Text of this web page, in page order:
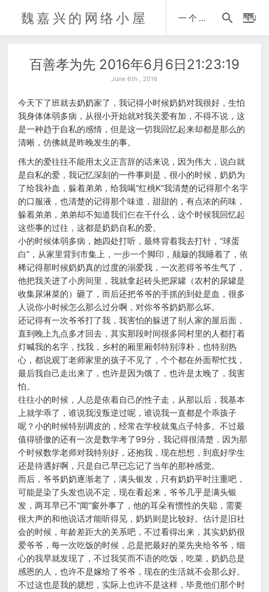
魏嘉兴的网络小屋 一个人的自传 时间轴
百善孝为先 2016年6月6日21:23:19
June 6th , 2016
今天下了班就去奶奶家了，我记得小时候奶奶对我很好，生怕
我身体体弱多病，从很小开始就对我关爱有加，不得不说，这
是一种趋于自私的感情，但是这一切我回忆起来却都是那么的
清晰，仿佛就是昨晚发生的事。
伟大的爱往往不能用太义正言辞的话来说，因为伟大，说白就
是自私的爱，我记忆深刻的一件事则是，很小的时候，奶奶为
了给我补血，躲着弟弟，给我喝“红桃K”我清楚的记得那个名字
的口服液，也清楚的记得那个味道，甜甜的，有点浓的药味，
躲着弟弟，弟弟却不知道我们仨在干什么，这个时候我回忆起
这些事的过往，这都是奶奶自私的爱。
小的时候体弱多病，她四处打听，最终背着我去打针，“球蛋
白”，从家里背到市集上，一步一个脚印，颠簸的我睡着了，依
稀记得那时候奶奶真的过度的溺爱我，一次惹得爷爷生气了，
他把我关进了小房间里，我就拿起砖头把尿罐（农村的尿罐是
收集尿淋菜的）砸了，而后还把爷爷的手抓的到处是血，很多
人说你小时候怎么那么过分啊，对你爷爷奶奶那么坏。
还记得有一次爷爷打了我，我害怕的躲进了别人家的屋后面，
直到晚上九点多才回去，其实那段时间很多同村里的人都打着
灯喊我的名字，找我，乡村的厢里厢邻特别淳朴，也特别热
心，都说观丁老师家里的孩子不见了，个个都在外面帮忙找，
最后我自己走出来了，也许是因为饿了，也许是太晚了，我害
怕。
往往小的时候，人总是依着自己的性子走，从那以后，我基本
上就学乖了，谁说我没叛逆过呢，谁说我一直都是个乖孩子
呢？小的时候特别调皮的，经常在学校就鬼点子特多。不过最
值得骄傲的还有一次是数学考了99分，我记得很清楚，因为那
个时候数学老师对我特别好，还抱我，现在想想，到底好学生
还是待遇好啊，只是自己早已忘记了当年的那种感觉。
而后，爷爷奶奶逐渐老了，满头银发，只有奶奶平时注重吧，
可能是染了头发也说不定，现在看起来，爷爷几乎是满头银
发，两耳早已不“闻”窗外事了，他的耳朵有惯性的失聪，需要
很大声的和他说话才能听得见，奶奶则是比较好。估计是旧社
会的时候，年龄差距大的关系吧，不过看得出来，其实奶奶很
爱爷爷，每一次吃饭的时候，总是把最好的菜先夹给爷爷，细
心的我早就发现了，不过我笑而不语的吃饭，吃菜，奶奶总是
感恩的人，也许不是嫁给了爷爷，现在的生活就不会那么好。
不过这也是我的臆想，实际上也许不是这样，毕竟他们那个时